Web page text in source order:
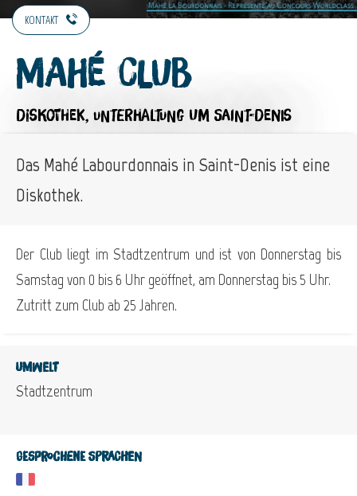
KONTAKT
Mahé Club
DISKOTHEK, UNTERHALTUNG UM SAINT-DENIS
Das Mahé Labourdonnais in Saint-Denis ist eine
Diskothek.
Der Club liegt im Stadtzentrum und ist von Donnerstag bis
Samstag von 0 bis 6 Uhr geöffnet, am Donnerstag bis 5 Uhr.
Zutritt zum Club ab 25 Jahren.
Umwelt
Stadtzentrum
Gesprochene Sprachen